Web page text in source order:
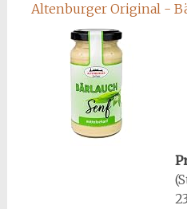
Altenburger Original -